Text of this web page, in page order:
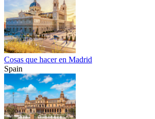
Cosas que hacer en Madrid
Spain